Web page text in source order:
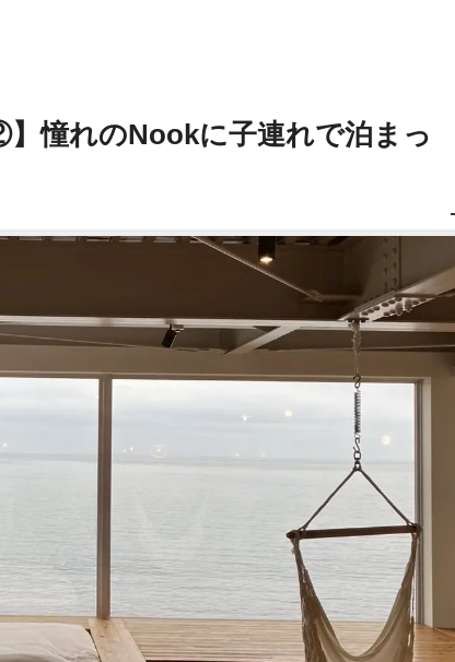
】憧れのNookに子連れで泊まっ